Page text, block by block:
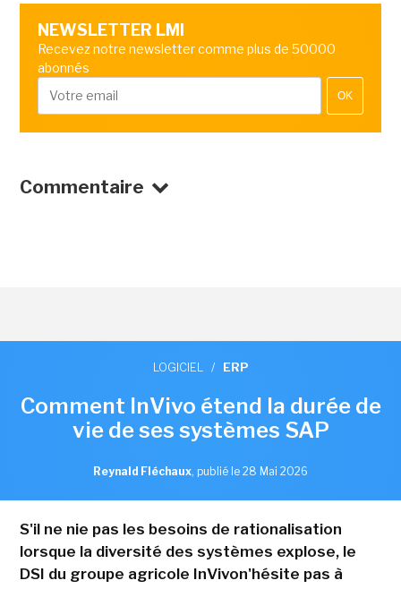
NEWSLETTER LMI
Recevez notre newsletter comme plus de 50000
abonnés
OK
Commentaire
LOGICIEL / ERP
Comment InVivo étend la durée de
vie de ses systèmes SAP
Reynald Fléchaux, publié le 28 Mai 2026
S'il ne nie pas les besoins de rationalisation
lorsque la diversité des systèmes explose, le
DSI du groupe agricole InVivon'hésite pas à